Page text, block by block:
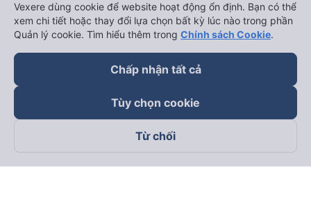
Theo dõi chúng tôi trên
Vexere dùng cookie để website hoạt động ổn định. Bạn có thể
xem chi tiết hoặc thay đổi lựa chọn bất kỳ lúc nào trong phần
Quản lý cookie. Tìm hiểu thêm trong Chính sách Cookie.
Chấp nhận tất cả
Tùy chọn cookie
Từ chối